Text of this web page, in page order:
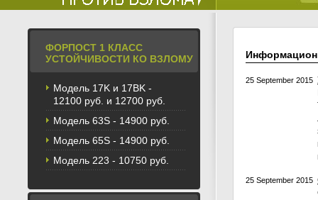
ФОРПОСТ 1 КЛАСС
УСТОЙЧИВОСТИ КО ВЗЛОМУ
Модель 17K и 17BK -
12100 руб. и 12700 руб.
Модель 63S - 14900 руб.
Модель 65S - 14900 руб.
Модель 223 - 10750 руб.
25 September 2015
25 September 2015